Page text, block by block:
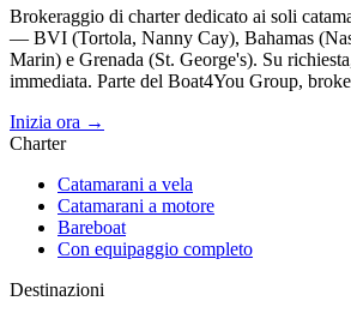
Brokeraggio di charter dedicato ai soli
— BVI (Tortola, Nanny Cay), Bahamas
Marin) e Grenada (St. George's). Su
immediata. Parte del Boat4You Group,
Inizia ora →
Charter
Catamarani a vela
Catamarani a motore
Bareboat
Con equipaggio completo
Destinazioni